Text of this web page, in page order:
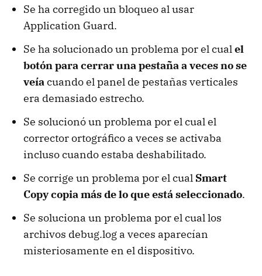
Se ha corregido un bloqueo al usar
Application Guard.
Se ha solucionado un problema por el cualel
botón para cerrar una pestaña a veces no se
veíacuando el panel de pestañas verticales
era demasiado estrecho.
Se solucionó un problema por el cual el
corrector ortográfico a veces se activaba
incluso cuando estaba deshabilitado.
Se corrige un problema por el cual Smart
Copy copia más de lo que está seleccionado.
Se soluciona un problema por el cual los
archivos debug.log a veces aparecían
misteriosamente en el dispositivo.